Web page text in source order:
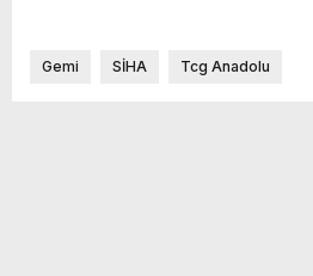
Gemi SİHA Tcg Anadolu